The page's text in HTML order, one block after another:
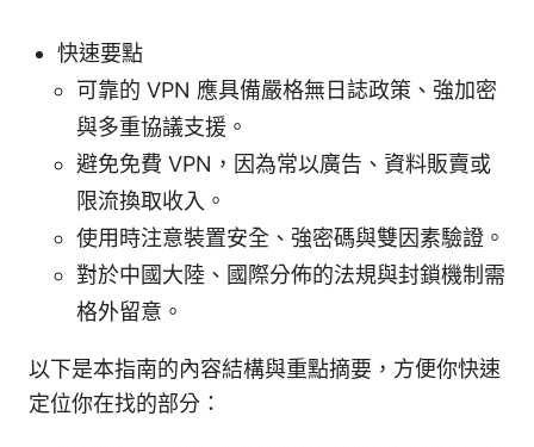
快速要點
可靠的 VPN 應具備嚴格無日誌政策、強加密
與多重協議支援。
避免免費 VPN，因為常以廣告、資料販賣或
限流換取收入。
使用時注意裝置安全、強密碼與雙因素驗證。
對於中國大陸、國際分佈的法規與封鎖機制需
格外留意。
以下是本指南的內容結構與重點摘要，方便你快速
定位你在找的部分：